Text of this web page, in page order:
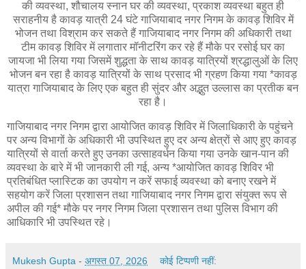
की व्यवस्था, शौचालय स्नान घर की व्यवस्था, प्रकाश व्यवस्था बहुत ही
सराहनीय है कावड़ यात्री 24 घंटे गाजियाबाद नगर निगम के कावड़ शिविर में
भोजन तथा विश्राम कर सकते हैं गाजियाबाद नगर निगम की अधिकारी तथा
टीम कावड़ शिविर में लगातार मॉनीटरिंग कर रहे हैं मौके पर रसोई घर का
जायजा भी लिया गया जिसमें शुद्धता के साथ कावड़ यात्रियों श्रद्धालुओं के लिए
भोजन बन रहा है कावड़ यात्रियों के साथ प्रसाद भी ग्रहण किया गया *कावड़
यात्रा गाजियाबाद के लिए एक बहुत ही सुंदर और अद्भुत उल्लास का प्रतीक बन
रहा है।
गाजियाबाद नगर निगम द्वारा आयोजित कावड़ शिविर में जिलाधिकारी के पहुंचने
पर अन्य विभागों के अधिकारी भी उपस्थित हुए दर अन्य क्षेत्रों से आए हुए कावड़
यात्रियों से वार्ता करते हुए उनका उत्साहवर्धन किया गया उनके खान-पान की
व्यवस्था के बारे में भी जानकारी ली गई, अन्य *आयोजित कावड़ शिविर भी
प्रतिबंधित प्लास्टिक का उपयोग न करें सफाई व्यवस्था को बनाए रखने में
सहयोग करें जिला प्रशासन तथा गाजियाबाद नगर निगम द्वारा संयुक्त रूप से
अपील की गई* मौके पर नगर निगम जिला प्रशासन तथा पुलिस विभाग की
आधिकारि भी उपस्थित रहे।
Mukesh Gupta - अगस्त 07, 2026 कोई टिप्पणी नहीं: